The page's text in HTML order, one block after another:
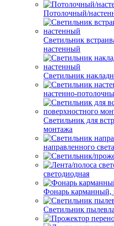
Потолочный/
Светильник
настенный
Светильник
настенно-
Светильник для
монтажа
направленного света
светодиодная
Фонарь карманный,
Светильник